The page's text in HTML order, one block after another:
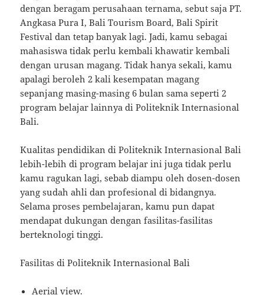
dengan beragam perusahaan ternama, sebut saja PT.
Angkasa Pura I, Bali Tourism Board, Bali Spirit
Festival dan tetap banyak lagi. Jadi, kamu sebagai
mahasiswa tidak perlu kembali khawatir kembali
dengan urusan magang. Tidak hanya sekali, kamu
apalagi beroleh 2 kali kesempatan magang
sepanjang masing-masing 6 bulan sama seperti 2
program belajar lainnya di Politeknik Internasional
Bali.
Kualitas pendidikan di Politeknik Internasional Bali
lebih-lebih di program belajar ini juga tidak perlu
kamu ragukan lagi, sebab diampu oleh dosen-dosen
yang sudah ahli dan profesional di bidangnya.
Selama proses pembelajaran, kamu pun dapat
mendapat dukungan dengan fasilitas-fasilitas
berteknologi tinggi.
Fasilitas di Politeknik Internasional Bali
Aerial view.